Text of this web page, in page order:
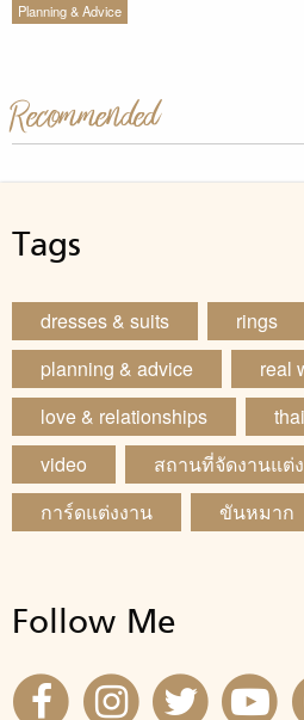
Planning & Advice
Recommended
Tags
dresses & suits
rings
planning & advice
real
love & relationships
video
สถานที่จัดงานแต่ง
การ์ดแต่งงาน
ขันหมาก
Follow Me